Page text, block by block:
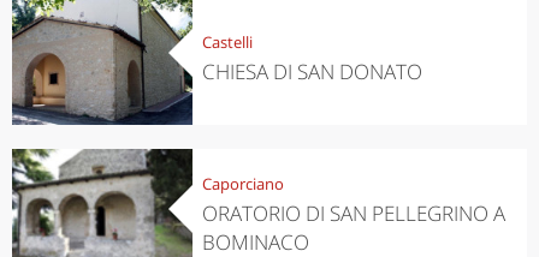
Castelli
CHIESA DI SAN DONATO
Caporciano
ORATORIO DI SAN PELLEGRINO A
BOMINACO